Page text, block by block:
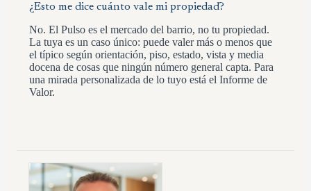
¿Esto me dice cuánto vale mi propiedad?
No. El Pulso es el mercado del barrio, no tu propiedad.
La tuya es un caso único: puede valer más o menos que
el típico según orientación, piso, estado, vista y media
docena de cosas que ningún número general capta. Para
una mirada personalizada de lo tuyo está el Informe de
Valor.